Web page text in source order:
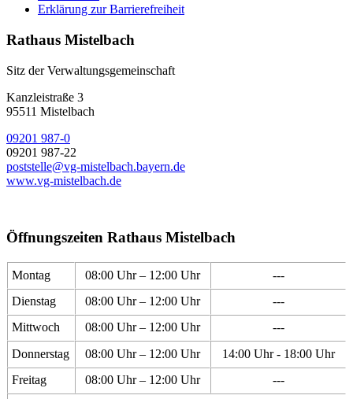
Erklärung zur Barrierefreiheit
Rathaus Mistelbach
Sitz der Verwaltungsgemeinschaft
Kanzleistraße 3
95511 Mistelbach
09201 987-0
09201 987-22
poststelle@vg-mistelbach.bayern.de
www.vg-mistelbach.de
Öffnungszeiten Rathaus Mistelbach
Montag 08:00 Uhr – 12:00 Uhr
---
Dienstag
08:00 Uhr – 12:00 Uhr
---
Mittwoch
08:00 Uhr – 12:00 Uhr
---
Donnerstag
08:00 Uhr – 12:00 Uhr
14:00 Uhr - 18:00 Uhr
Freitag
08:00 Uhr – 12:00 Uhr
---